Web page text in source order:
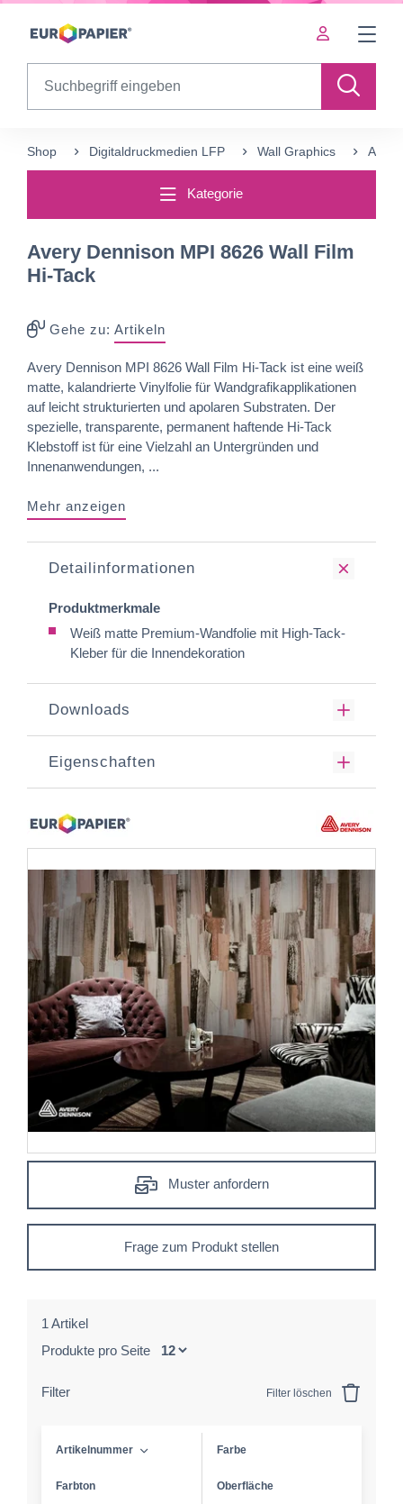
Table Of Content
Shop Digitaldruckmedien LFP Wall Graphics Avery
Kategorie
Avery Dennison MPI 8626 Wall Film
Hi-Tack
Gehe zu: Artikeln
Avery Dennison MPI 8626 Wall Film Hi-Tack ist eine weiß
matte, kalandrierte Vinylfolie für Wandgrafikapplikationen
auf leicht strukturierten und apolaren Substraten. Der
spezielle, transparente, permanent haftende Hi-Tack
Klebstoff ist für eine Vielzahl an Untergründen und
Innenanwendungen, ...
Mehr anzeigen
Detailinformationen
Produktmerkmale
Weiß matte Premium-Wandfolie mit High-Tack-
Kleber für die Innendekoration
Downloads
Eigenschaften
Muster anfordern
Frage zum Produkt stellen
1 Artikel
Produkte pro Seite
Filter Filter löschen
Artikelnummer Farbe
Farbton Oberfläche